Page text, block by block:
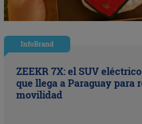
InfoBrand
ZEEKR 7X: el SUV
que llega a Paraguay para
movilidad